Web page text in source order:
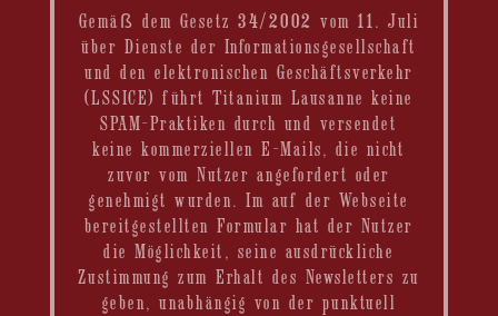
Gemäß dem Gesetz 34/2002 vom 11. Juli
über Dienste der Informationsgesellschaft
und den elektronischen Geschäftsverkehr
(LSSICE) führt Titanium Lausanne keine
SPAM-Praktiken durch und versendet
keine kommerziellen E-Mails, die nicht
zuvor vom Nutzer angefordert oder
genehmigt wurden. Im auf der Webseite
bereitgestellten Formular hat der Nutzer
die Möglichkeit, seine ausdrückliche
Zustimmung zum Erhalt des Newsletters zu
geben, unabhängig von der punktuell